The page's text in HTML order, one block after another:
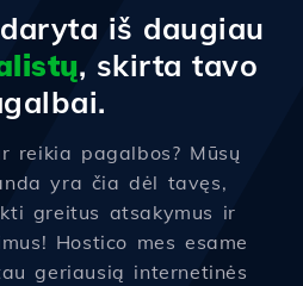
iš daugiau
, skirta tavo
reikia pagalbos? Mūsų
yra čia dėl tavęs,
greitus atsakymus ir
Hostico mes esame
geriausią internetinės